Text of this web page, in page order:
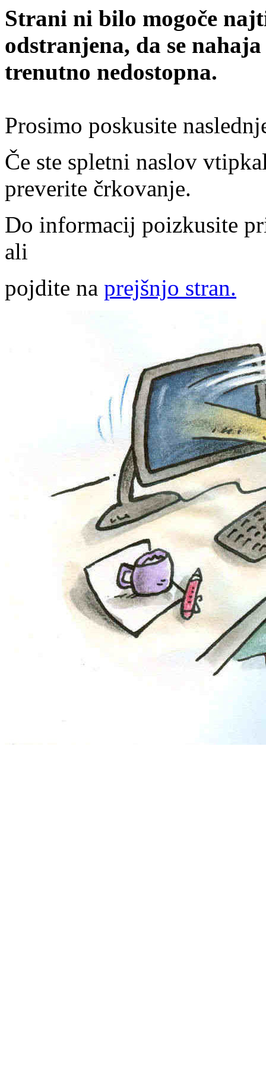
Strani ni bilo mogoče
odstranjena, da se
trenutno nedostopna.
Prosimo poskusite
Če ste spletni naslov
preverite črkovanje.
Do informacij poizkusite
ali
pojdite na prejšnjo stran.